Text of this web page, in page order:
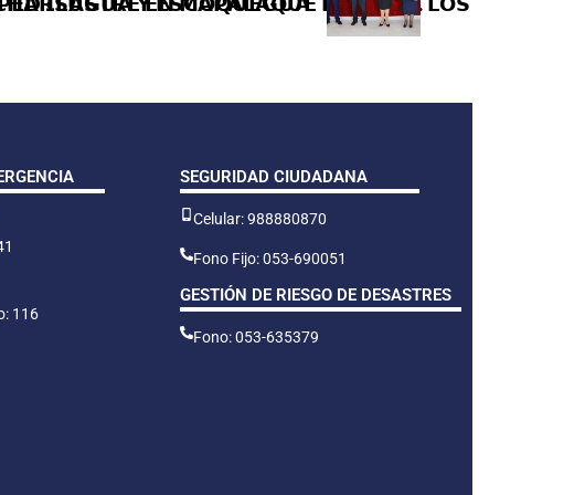
116
SEGURIDAD CIUDADANA
Celular: 988880870
Fono Fijo: 053-690051
GESTIÓN DE RIESGO DE DESASTRES
Fono: 053-635379